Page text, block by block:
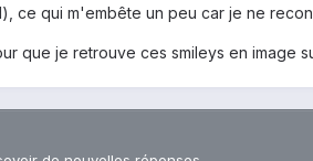
ce qui m'embête un peu car je ne
que je retrouve ces smileys en image